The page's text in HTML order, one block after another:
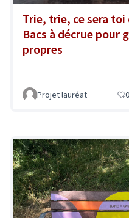
Trie, trie, ce sera
Bacs à décrue pour
propres
Projet lauréat 0